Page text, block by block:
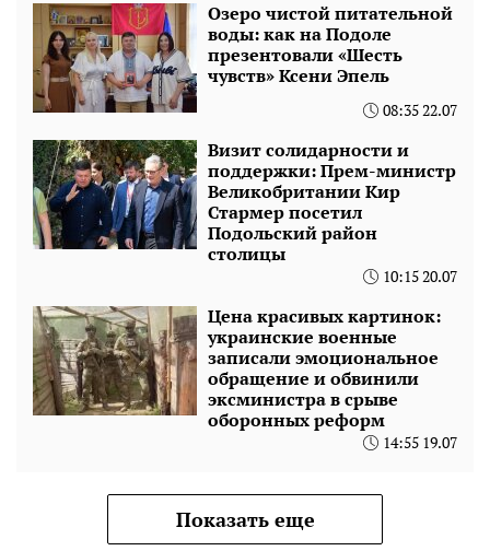
Озеро чистой питательной
воды: как на Подоле
презентовали «Шесть
чувств» Ксени Эпель
08:35 22.07
Визит солидарности и
поддержки: Прем-министр
Великобритании Кир
Стармер посетил
Подольский район
столицы
10:15 20.07
Цена красивых картинок:
украинские военные
записали эмоциональное
обращение и обвинили
эксминистра в срыве
оборонных реформ
14:55 19.07
Показать еще